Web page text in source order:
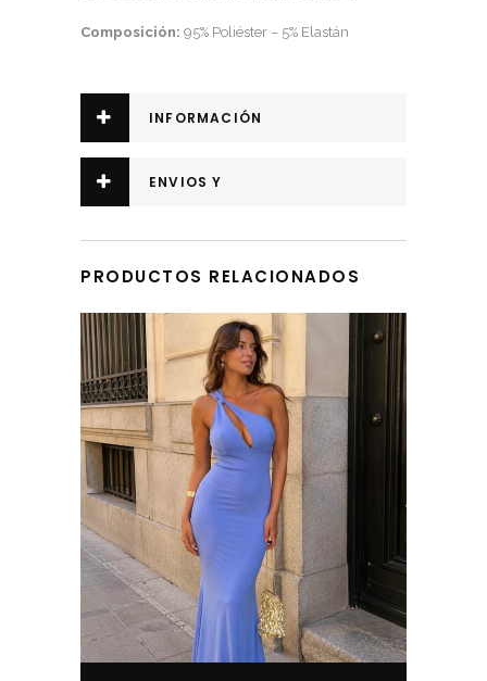
Composición: 95% Poliéster – 5% Elastán
INFORMACIÓN
ENVIOS Y
PRODUCTOS RELACIONADOS
Este producto tiene múltiples variantes. Las opciones se pueden elegir en la página de producto